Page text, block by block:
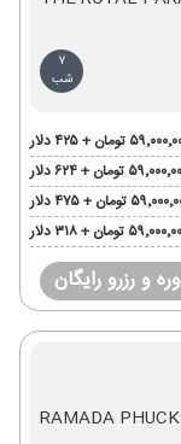
7
شب
تومان + ۴۲۵ دلار
تومان + ۶۲۴ دلار
تومان + ۴۷۵ دلار
تومان + ۳۱۸ دلار
و رزرو رایگان
RAMADA